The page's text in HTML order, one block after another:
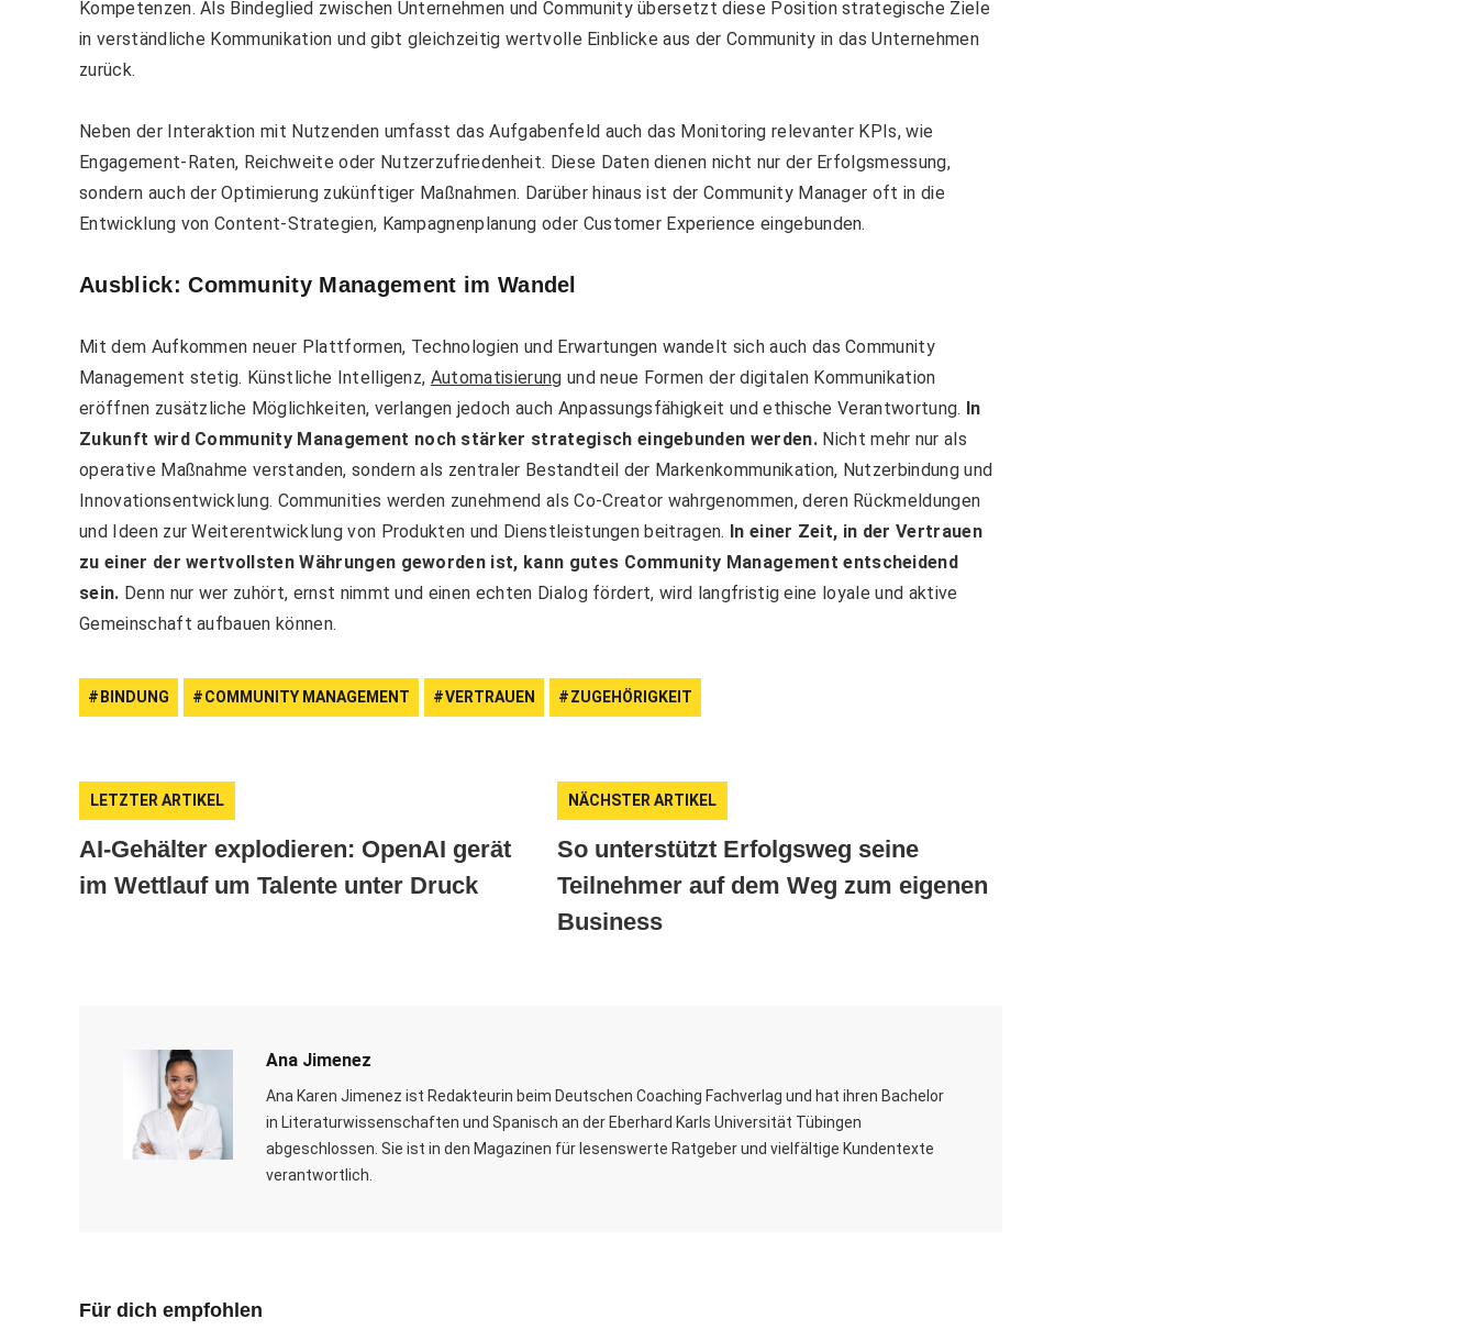
Kompetenzen. Als Bindeglied zwischen Unternehmen und Community übersetzt diese Position strategische Ziele
in verständliche Kommunikation und gibt gleichzeitig wertvolle Einblicke aus der Community in das Unternehmen
zurück.
Neben der Interaktion mit Nutzenden umfasst das Aufgabenfeld auch das Monitoring relevanter KPIs, wie
Engagement-Raten, Reichweite oder Nutzerzufriedenheit. Diese Daten dienen nicht nur der Erfolgsmessung,
sondern auch der Optimierung zukünftiger Maßnahmen. Darüber hinaus ist der Community Manager oft in die
Entwicklung von Content-Strategien, Kampagnenplanung oder Customer Experience eingebunden.
Ausblick: Community Management im Wandel
Mit dem Aufkommen neuer Plattformen, Technologien und Erwartungen wandelt sich auch das Community
Management stetig. Künstliche Intelligenz, Automatisierung und neue Formen der digitalen Kommunikation
eröffnen zusätzliche Möglichkeiten, verlangen jedoch auch Anpassungsfähigkeit und ethische Verantwortung. In
Zukunft wird Community Management noch stärker strategisch eingebunden werden.Nicht mehr nur als
operative Maßnahme verstanden, sondern als zentraler Bestandteil der Markenkommunikation, Nutzerbindung und
Innovationsentwicklung. Communities werden zunehmend als Co-Creator wahrgenommen, deren Rückmeldungen
und Ideen zur Weiterentwicklung von Produkten und Dienstleistungen beitragen. In einer Zeit, in der Vertrauen
zu einer der wertvollsten Währungen geworden ist, kann gutes Community Management entscheidend
sein. Denn nur wer zuhört, ernst nimmt und einen echten Dialog fördert, wird langfristig eine loyale und aktive
Gemeinschaft aufbauen können.
BINDUNG COMMUNITY MANAGEMENT VERTRAUEN ZUGEHÖRIGKEIT
LETZTER ARTIKEL
AI-Gehälter explodieren: OpenAI gerät
im Wettlauf um Talente unter Druck
NÄCHSTER ARTIKEL
So unterstützt Erfolgsweg seine
Teilnehmer auf dem Weg zum eigenen
Business
Ana Jimenez
Ana Karen Jimenez ist Redakteurin beim Deutschen Coaching Fachverlag und hat ihren Bachelor
in Literaturwissenschaften und Spanisch an der Eberhard Karls Universität Tübingen
abgeschlossen. Sie ist in den Magazinen für lesenswerte Ratgeber und vielfältige Kundentexte
verantwortlich.
Für dich empfohlen